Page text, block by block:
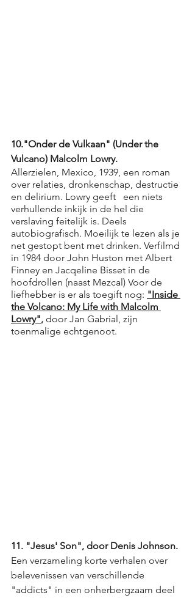
10."Onder de Vulkaan" (Under the
Vulcano) Malcolm Lowry.
Allerzielen, Mexico, 1939, een roman
over relaties, dronkenschap, destructie
en delirium. Lowry geeft   een niets
verhullende inkijk in de hel die
verslaving feitelijk is. Deels
autobiografisch. Moeilijk te lezen als je
net gestopt bent met drinken. Verfilmd
in 1984 door John Huston met Albert
Finney en Jacqeline Bisset in de
hoofdrollen (naast Mezcal) Voor de
liefhebber is er als toegift nog: "Inside
the Volcano: My Life with Malcolm
Lowry", door Jan Gabrial, zijn
toenmalige echtgenoot.
11. "Jesus' Son", door Denis Johnson.
Een verzameling korte verhalen over
belevenissen van verschillende
"addicts" in een onherbergzaam deel